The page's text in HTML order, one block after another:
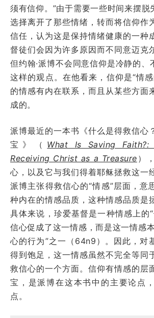
须有信仰。”由于需要一些时间来摆脱
选择离开了那些情绪，转而将信仰作
信任，认为这是保持情绪健康的一种
督徒们会因为许多原因而不同意迈克
但约翰·派博不会同意信仰是冷静的、
这样的观点。在他看来，信仰是“情
的情感有内在联系，而且从某些方面
成的。
派博最近的一本书《什么是得救信心
宝》（ What Is Saving Faith?:
Receiving Christ as a Treasure ）
心，以及它与我们得着耶稣拯救这一
派博主张得救信心的“情感”层面，意
种内在的情感品质，这种情感品质是
具体来说，珍爱基督是一种情感上的
信心促成了这一情感，而是这一情感
心的行为”之一（64n9）。因此，对
得到饱足，这一情感虽然不完全等同
救信心的一个方面。信仰有情感的层
宝，是派博在这本书中的主要论点
点。